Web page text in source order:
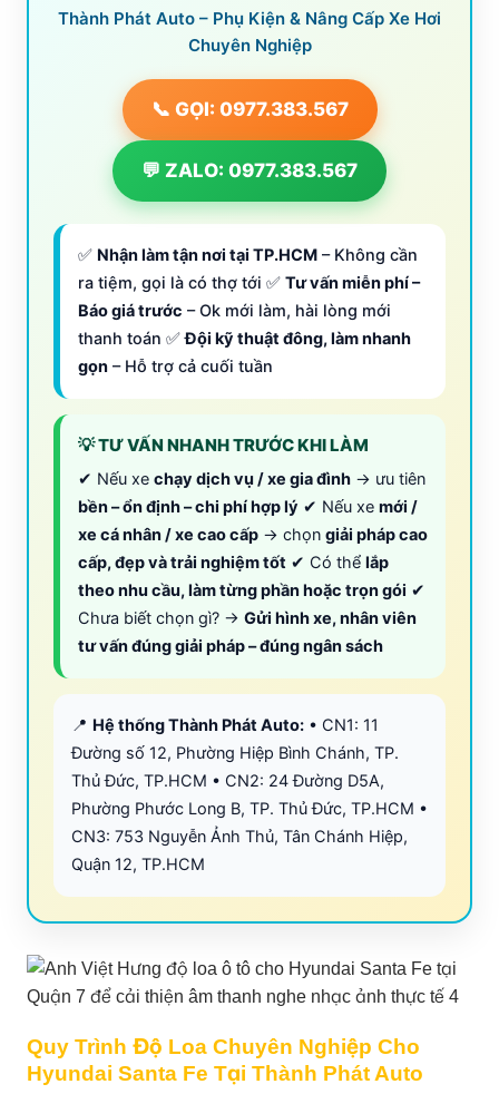
Thành Phát Auto – Phụ Kiện & Nâng Cấp Xe Hơi
Chuyên Nghiệp
📞 GỌI: 0977.383.567
💬 ZALO: 0977.383.567
✅ Nhận làm tận nơi tại TP.HCM – Không cần
ra tiệm, gọi là có thợ tới ✅ Tư vấn miễn phí –
Báo giá trước – Ok mới làm, hài lòng mới
thanh toán ✅Đội kỹ thuật đông, làm nhanh
gọn – Hỗ trợ cả cuối tuần
💡 TƯ VẤN NHANH TRƯỚC KHI LÀM
✔ Nếu xe chạy dịch vụ / xe gia đình → ưu tiên
bền – ổn định – chi phí hợp lý ✔ Nếu xe mới /
xe cá nhân / xe cao cấp → chọn giải pháp cao
cấp, đẹp và trải nghiệm tốt ✔ Có thể lắp
theo nhu cầu, làm từng phần hoặc trọn gói ✔
Chưa biết chọn gì? → Gửi hình xe, nhân viên
tư vấn đúng giải pháp – đúng ngân sách
📍 Hệ thống Thành Phát Auto: • CN1: 11
Đường số 12, Phường Hiệp Bình Chánh, TP.
Thủ Đức, TP.HCM • CN2: 24 Đường D5A,
Phường Phước Long B, TP. Thủ Đức, TP.HCM •
CN3: 753 Nguyễn Ảnh Thủ, Tân Chánh Hiệp,
Quận 12, TP.HCM
Quy Trình Độ Loa Chuyên Nghiệp Cho
Hyundai Santa Fe Tại Thành Phát Auto